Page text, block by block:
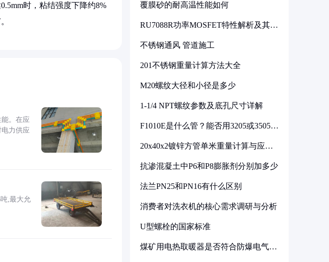
时，粘结强度下降约8%
。在应
力供应
,最大允
覆膜砂的耐高温性能如何
RU7088R功率MOSFET特性解析及其在
不锈钢通风 管道施工
201不锈钢重量计算方法大全
M20螺纹大径和小径是多少
1-1/4 NPT螺纹参数及底孔尺寸详解
F1010E是什么管？能否用3205或3505代
20x40x2镀锌方管单米重量计算与应用
抗渗混凝土中P6和P8膨胀剂分别加多少
法兰PN25和PN16有什么区别
消费者对洗衣机的核心需求调研与分析
U型螺栓的国家标准
煤矿用电热取暖器是否符合防爆电气设